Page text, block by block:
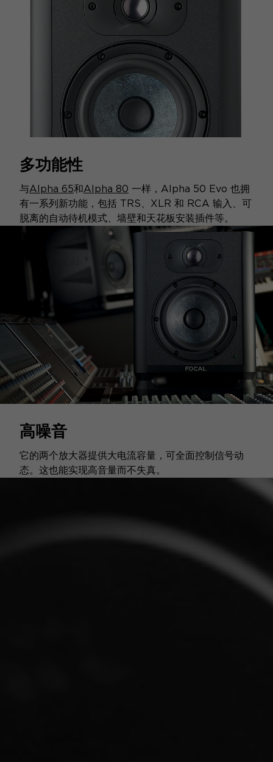
多功能性
与Alpha 65和Alpha 80 一样，Alpha 50 Evo 也拥
有一系列新功能，包括 TRS、XLR 和 RCA 输入、可
脱离的自动待机模式、墙壁和天花板安装插件等。
高噪音
它的两个放大器提供大电流容量，可全面控制信号动
态。这也能实现高音量而不失真。